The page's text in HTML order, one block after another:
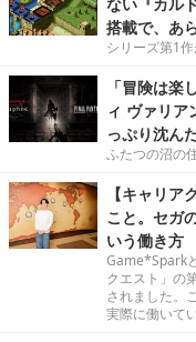
搭載で、あ
シリーズ第1
「冒険は楽
ィ ヴァリ
っぷり沈ん
ふたつの沼の
【キャリア
こと。セガ
いう働き方
Game*Spark
クエスト」の
されました。
実際に働いて